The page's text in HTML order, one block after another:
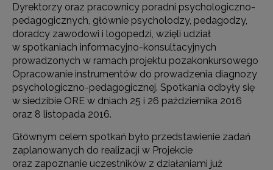
Dyrektorzy oraz pracownicy poradni psychologiczno-
pedagogicznych, głównie psycholodzy, pedagodzy,
doradcy zawodowi i logopedzi, wzięli udział
w spotkaniach informacyjno-konsultacyjnych
prowadzonych w ramach projektu pozakonkursowego
Opracowanie instrumentów do prowadzenia diagnozy
psychologiczno-pedagogicznej. Spotkania odbyły się
w siedzibie ORE w dniach 25 i 26 października 2016
oraz 8 listopada 2016.
Głównym celem spotkań było przedstawienie zadań
zaplanowanych do realizacji w Projekcie
oraz zapoznanie uczestników z działaniami już